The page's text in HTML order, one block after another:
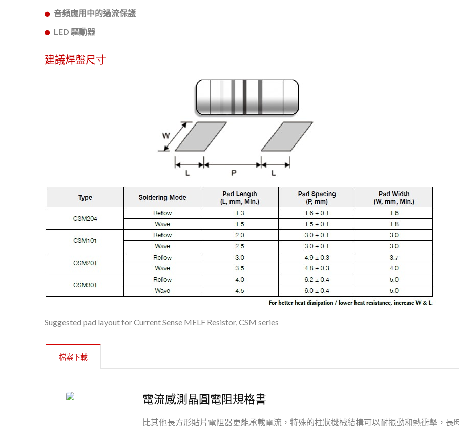
音頻應用中的過流保護
LED 驅動器
建議焊盤尺寸
Suggested pad layout for Current Sense MELF Resistor, CSM series
檔案下載
電流感測晶圓電阻規格書
比其他長方形貼片電阻器更能承載電流，特殊的柱狀機械結構可以耐振動和熱衝擊，長